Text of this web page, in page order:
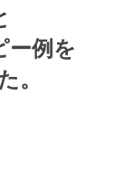
ー例を
。